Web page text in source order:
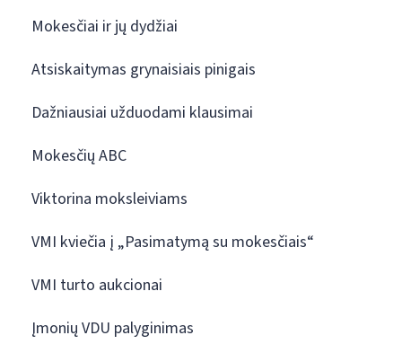
Mokesčiai ir jų dydžiai
Atsiskaitymas grynaisiais pinigais
Dažniausiai užduodami klausimai
Mokesčių ABC
Viktorina moksleiviams
VMI kviečia į „Pasimatymą su mokesčiais“
VMI turto aukcionai
Įmonių VDU palyginimas